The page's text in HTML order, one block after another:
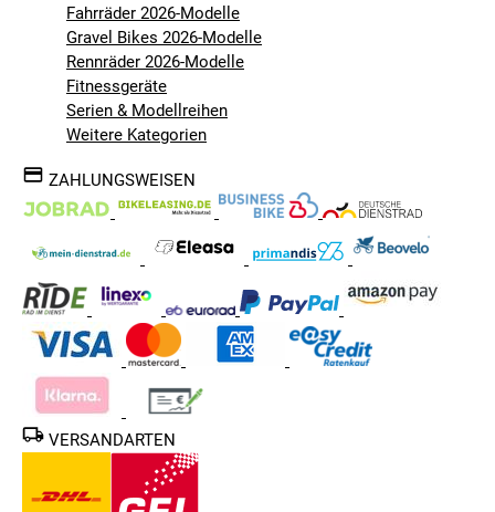
Fahrräder 2026-Modelle
Gravel Bikes 2026-Modelle
Rennräder 2026-Modelle
Fitnessgeräte
Serien & Modellreihen
Weitere Kategorien
ZAHLUNGSWEISEN
VERSANDARTEN